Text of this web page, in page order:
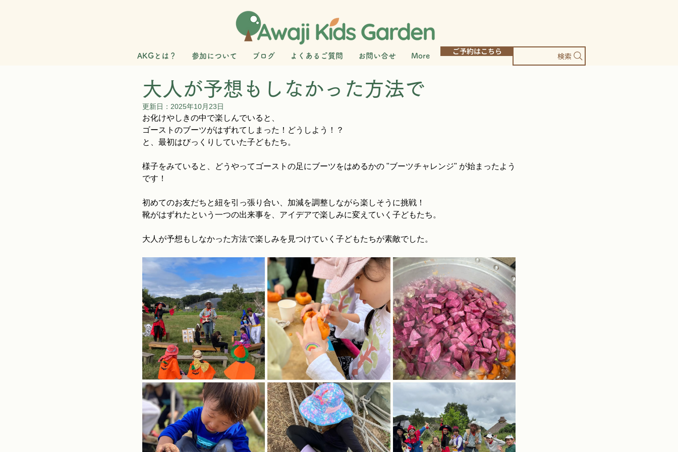
AKGとは？ 参加について ブログ よくあるご質問 お問い合せ More ご予約はこちら 検索
大人が予想もしなかった方法で
更新日： 2025年10月23日
お化けやしきの中で楽しんでいると、
ゴーストのブーツがはずれてしまった！どうしよう！？
と、最初はびっくりしていた子どもたち。
様子をみていると、どうやってゴーストの足にブーツをはめるかの "ブーツチャレンジ" が始まったよう
です！
初めてのお友だちと紐を引っ張り合い、加減を調整しながら楽しそうに挑戦！
靴がはずれたという一つの出来事を、アイデアで楽しみに変えていく子どもたち。
大人が予想もしなかった方法で楽しみを見つけていく子どもたちが素敵でした。